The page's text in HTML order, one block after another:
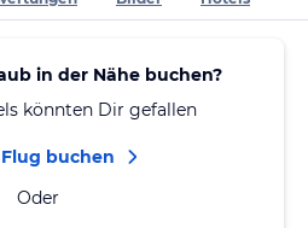
in der Nähe buchen?
könnten Dir gefallen
buchen
Oder